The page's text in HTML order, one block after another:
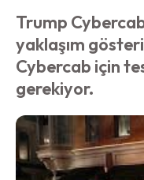
Trump
yaklaşım
Cybercab için
gerekiyor.